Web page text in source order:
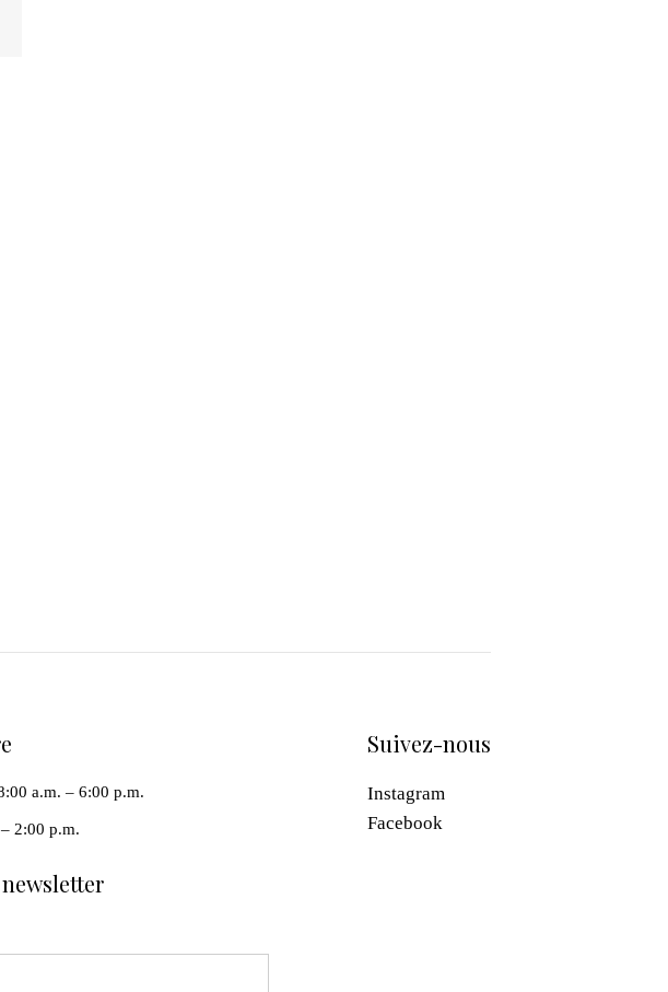
a.m. – 6:00 p.m.
2:00 p.m.
Suivez-nous
Instagram
Facebook